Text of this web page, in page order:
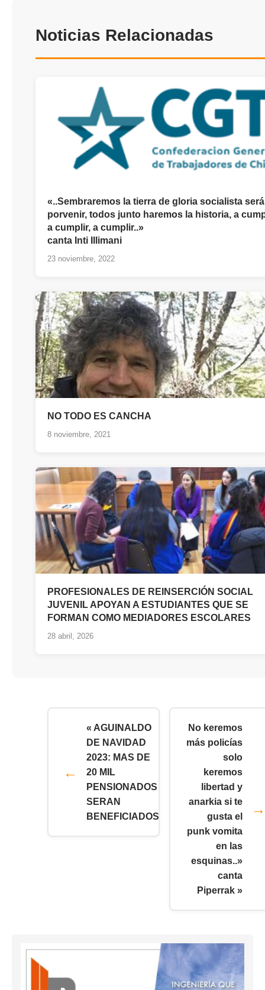
Noticias Relacionadas
«..Sembraremos la tierra de gloria socialista
porvenir, todos junto haremos la historia, a
a cumplir, a cumplir..»
canta Inti Illimani
23 noviembre, 2022
NO TODO ES CANCHA
8 noviembre, 2021
PROFESIONALES DE REINSERCIÓN SOCIAL
JUVENIL APOYAN A ESTUDIANTES QUE SE
FORMAN COMO MEDIADORES ESCOLARES
28 abril, 2026
« AGUINALDO
DE NAVIDAD
2023: MAS DE
20 MIL
PENSIONADOS
SERAN
BENEFICIADOS
No keremos
más policías
solo
keremos
libertad y
anarkia si te
gusta el
punk vomita
en las
esquinas..»
canta
Piperrak »